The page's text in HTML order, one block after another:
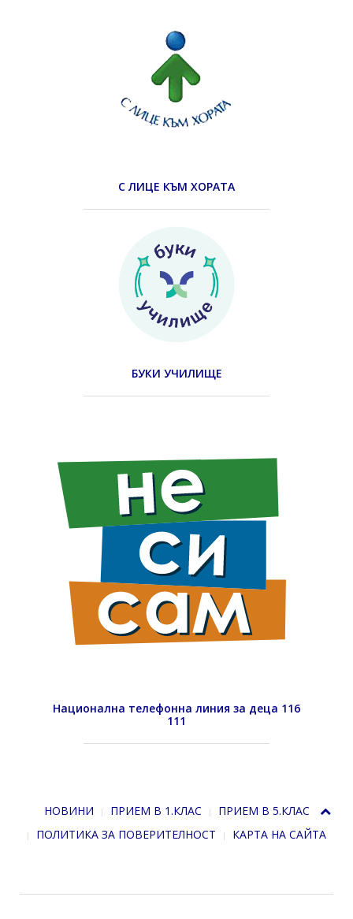
С ЛИЦЕ КЪМ ХОРАТА
БУКИ УЧИЛИЩЕ
Национална телефонна линия за деца 116
111
НОВИНИ ПРИЕМ В 1.КЛАС
ПРИЕМ В 5.КЛАС
ПОЛИТИКА ЗА ПОВЕРИТЕЛНОСТ
КАРТА НА САЙТА